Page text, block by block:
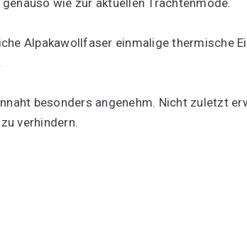
wie zur aktuellen Trachtenmode.
Alpakawollfaser einmalige thermische
besonders angenehm. Nicht zuletzt
verhindern.